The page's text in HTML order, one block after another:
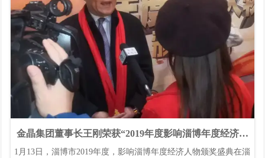
金晶集团董事长王刚荣获“2019年度影响淄博年度经济人
物”殊荣
1月13日，淄博市2019年度，影响淄博年度经济人物颁奖盛典在淄